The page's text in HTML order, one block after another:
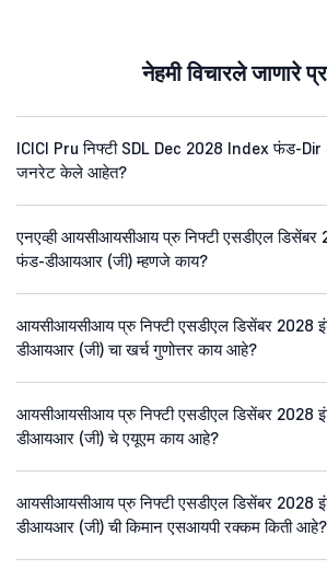
नेहमी विचारले जाणारे
ICICI Pru निफ्टी SDL Dec 2028 Index फंड-Dir
जनरेट केले आहेत?
एनएव्ही आयसीआयसीआय प्रु निफ्टी एसडीएल
फंड-डीआयआर (जी) म्हणजे काय?
आयसीआयसीआय प्रु निफ्टी एसडीएल डिसेंबर 2028
डीआयआर (जी) चा खर्च गुणोत्तर काय आहे?
आयसीआयसीआय प्रु निफ्टी एसडीएल डिसेंबर 2028
डीआयआर (जी) चे एयूएम काय आहे?
आयसीआयसीआय प्रु निफ्टी एसडीएल डिसेंबर 2028
डीआयआर (जी) ची किमान एसआयपी रक्कम किती आहे?